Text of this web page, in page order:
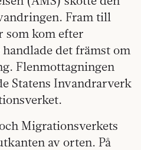
Fram till
som kom efter
det främst om
Flenmottagningen
Statens Invandrarverk
Migrationsverkets
av orten. På